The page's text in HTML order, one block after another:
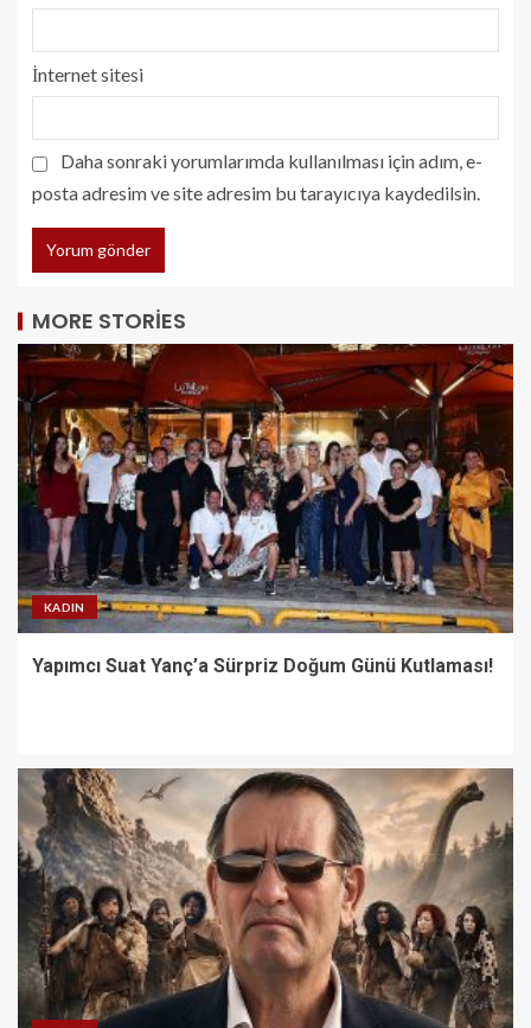
İnternet sitesi
Daha sonraki yorumlarımda kullanılması için adım, e-
posta adresim ve site adresim bu tarayıcıya kaydedilsin.
MORE STORIES
KADIN
Yapımcı Suat Yanç’a Sürpriz Doğum Günü Kutlaması!